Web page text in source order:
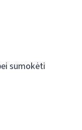
sumokėti